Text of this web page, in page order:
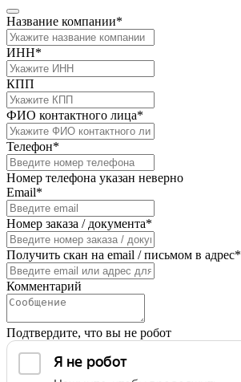
Название компании*
ИНН*
КПП
ФИО контактного лица*
Телефон*
Номер телефона указан неверно
Email*
Номер заказа / документа*
Получить скан на email / письмом в адрес*
Комментарий
Подтвердите, что вы не робот